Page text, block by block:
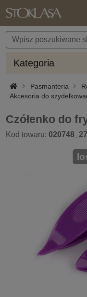
Kategoria
Pasmanteria
Akcesoria do
Czółenko do
Kod towaru: